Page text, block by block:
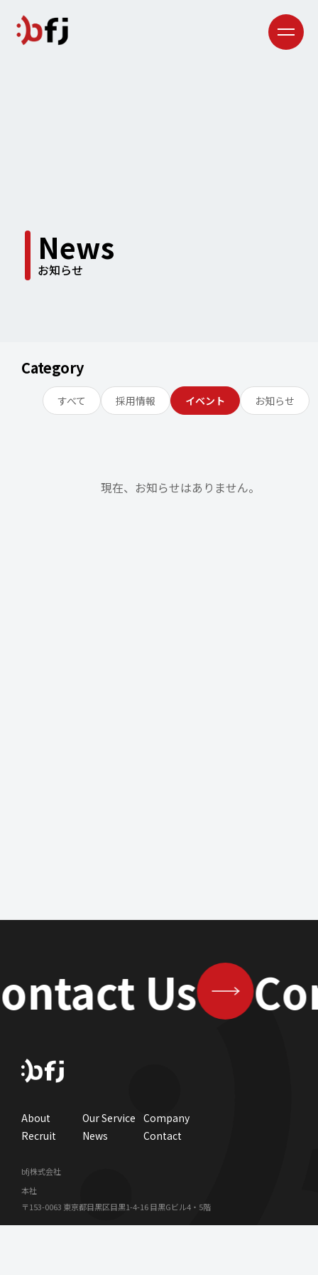
News
お知らせ
Category
すべて 採用情報 イベント お知らせ
現在、お知らせはありません。
Us
About Our Service Company
Recruit
News Contact
bfj株式会社
本社
〒153-0063 東京都目黒区目黒1-4-16 目黒Gビル4・5階